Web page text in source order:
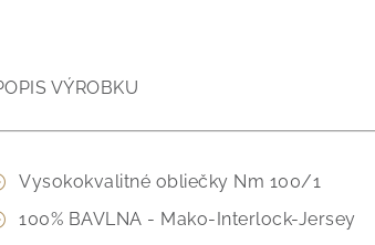
VÝROBKU
Vysokokvalitné obliečky Nm 100/1
100% BAVLNA - Mako-Interlock-Jersey